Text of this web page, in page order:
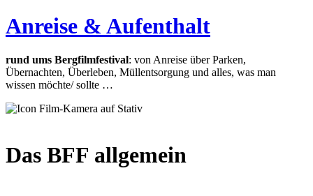
Anreise & Aufenthalt
rund ums Bergfilmfestival: von Anreise über Parken,
Übernachten, Überleben, Müllentsorgung und alles, was man
wissen möchte/ sollte …
Das BFF allgemein